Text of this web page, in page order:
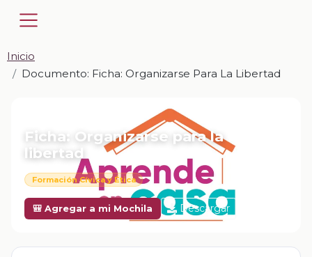
Inicio
Documento: Ficha: Organizarse Para La Libertad
Ficha: Organizarse para la
libertad
Formación Cívica y Ética
🎒 Agregar a mi Mochila Descargar